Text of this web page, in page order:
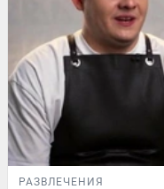
РАЗВЛЕЧЕНИЯ